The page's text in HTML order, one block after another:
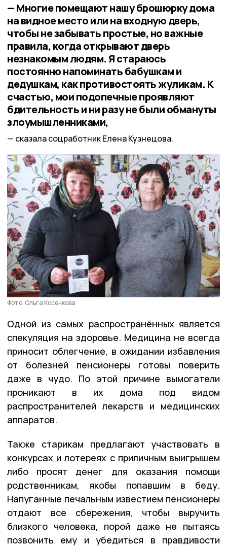
— Многие помещают нашу брошюрку дома
на видное место или на входную дверь,
чтобы не забывать простые, но важные
правила, когда открывают дверь
незнакомым людям. Я стараюсь
постоянно напоминать бабушкам и
дедушкам, как противостоять жуликам. К
счастью, мои подопечные проявляют
бдительность и ни разу не были обмануты
злоумышленниками,
сказала соцработник Елена Кузнецова.
Фото: Ольга Косенкова
Одной из самых распространённых является
спекуляция на здоровье. Медицина не всегда
приносит облегчение, в ожидании избавления
от болезней пенсионеры готовы поверить
даже в чудо. По этой причине вымогатели
проникают в их дома под видом
распространителей лекарств и медицинских
аппаратов.
Также старикам предлагают участвовать в
конкурсах и лотереях с приличным выигрышем
либо просят денег для оказания помощи
родственникам, якобы попавшим в беду.
Напуганные печальным известием пенсионеры
отдают все сбережения, чтобы выручить
близкого человека, порой даже не пытаясь
позвонить ему и убедиться в правдивости